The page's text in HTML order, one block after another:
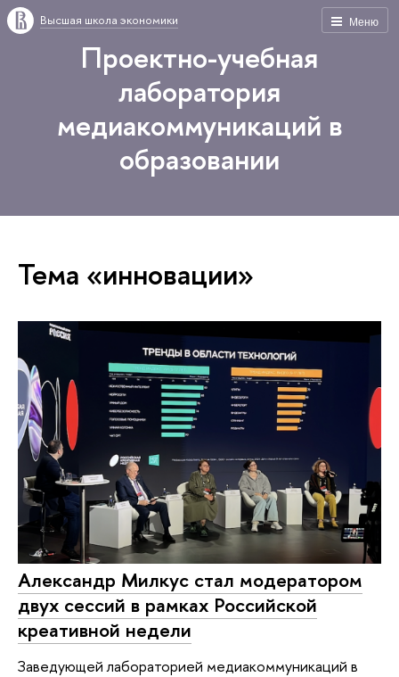
Меню
Высшая школа экономики
Проектно-учебная
лаборатория
медиакоммуникаций в
образовании
Тема «инновации»
Александр Милкус стал модератором
двух сессий в рамках Российской
креативной недели
Заведующей лабораторией медиакоммуникаций в